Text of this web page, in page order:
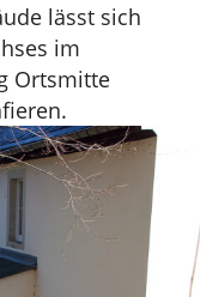
lässt sich
im
Ortsmitte